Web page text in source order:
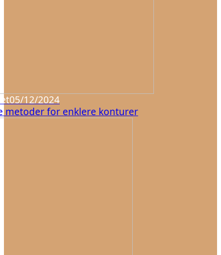
05/12/2024
metoder for enklere konturer